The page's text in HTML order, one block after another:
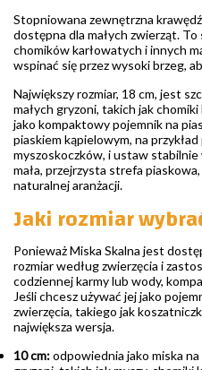
Stopniowana zewnętrzna
dostępna dla małych zwierząt.
chomików karłowatych i innych
wspinać się przez wysoki brzeg,
Największy rozmiar, 18 cm, jest
małych gryzoni, takich jak
jako kompaktowy pojemnik na
piaskiem kąpielowym, na
myszoskoczków, i ustaw
mała, przejrzysta strefa
naturalnej aranżacji.
Jaki rozmiar
Ponieważ Miska Skalna jest
rozmiar według zwierzęcia i
codziennej karmy lub wody,
Jeśli chcesz używać jej jako
zwierzęcia, takiego jak
największa wersja.
10 cm:odpowiednia jako miska